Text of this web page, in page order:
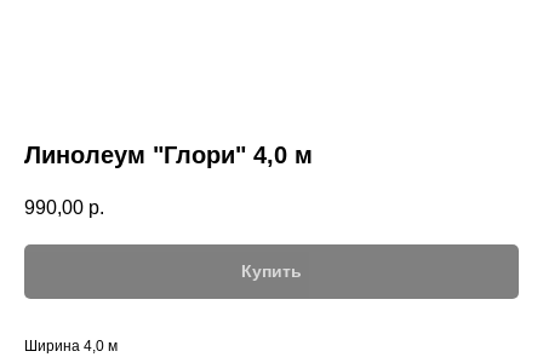
Линолеум "Глори" 4,0 м
990,00 р.
Купить
Ширина 4,0 м